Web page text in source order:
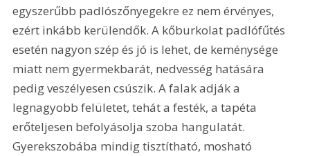
egyszerűbb padlószőnyegekre ez nem érvényes,
ezért inkább kerülendők. A kőburkolat padlófűtés
esetén nagyon szép és jó is lehet, de keménysége
miatt nem gyermekbarát, nedvesség hatására
pedig veszélyesen csúszik. A falak adják a
legnagyobb felületet, tehát a festék, a tapéta
erőteljesen befolyásolja szoba hangulatát.
Gyerekszobába mindig tisztítható, mosható